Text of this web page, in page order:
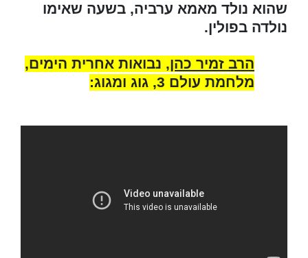
שהוא נולד מאמא ערביה, בשעה שאימו
נולדה בפולין.
הרב זמיר כהן, נבואות אחרית הימים,
מלחמת עולם 3, גוג ומגוג: